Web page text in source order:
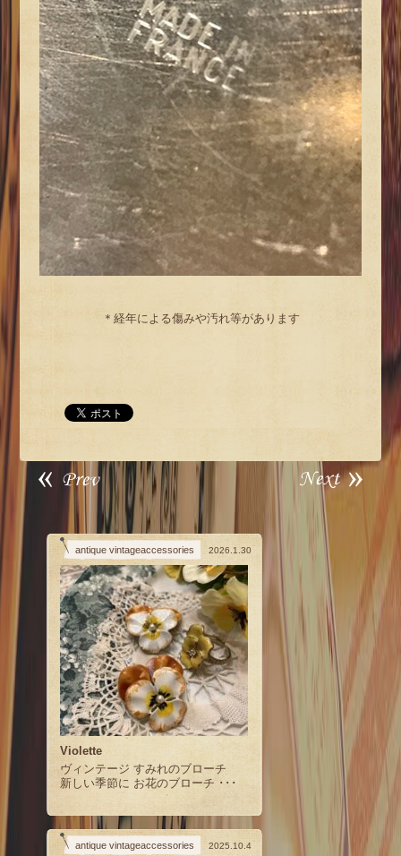
＊経年による傷みや汚れ等があります
antique vintageaccessories 2026.1.30
Violette
ヴィンテージ すみれのブローチ
新しい季節に お花のブローチ ･･･
antique vintageaccessories 2025.10.4